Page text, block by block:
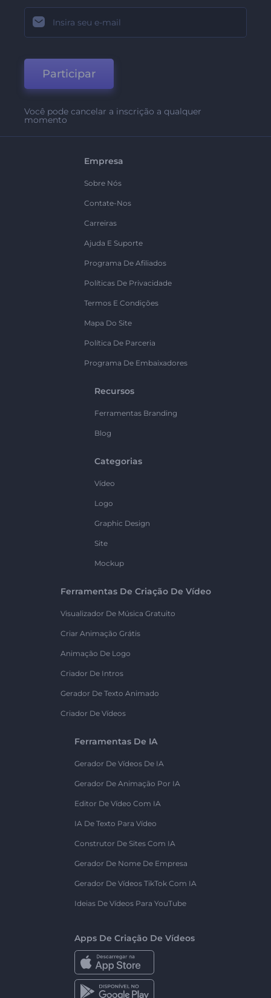
Participar
Você pode cancelar a inscrição a qualquer
momento
Empresa
Sobre Nós
Contate-Nos
Carreiras
Ajuda E Suporte
Programa De Afiliados
Políticas De Privacidade
Termos E Condições
Mapa Do Site
Política De Parceria
Programa De Embaixadores
Recursos
Ferramentas Branding
Blog
Categorias
Vídeo
Logo
Graphic Design
Site
Mockup
Ferramentas De Criação De Vídeo
Visualizador De Música Gratuito
Criar Animação Grátis
Animação De Logo
Criador De Intros
Gerador De Texto Animado
Criador De Vídeos
Ferramentas De IA
Gerador De Vídeos De IA
Gerador De Animação Por IA
Editor De Vídeo Com IA
IA De Texto Para Vídeo
Construtor De Sites Com IA
Gerador De Nome De Empresa
Gerador De Vídeos TikTok Com IA
Ideias De Vídeos Para YouTube
Apps De Criação De Vídeos